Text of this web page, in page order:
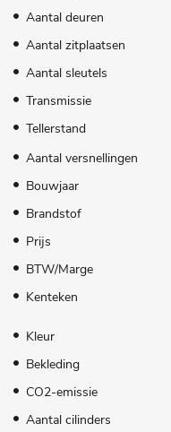
Aantal deuren
Aantal zitplaatsen
Aantal sleutels
Transmissie
Tellerstand
Aantal versnellingen
Bouwjaar
Brandstof
Prijs
BTW/Marge
Kenteken
Kleur
Bekleding
CO2-emissie
Aantal cilinders